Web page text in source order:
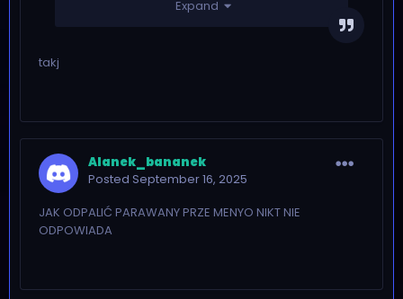
Parawan ratowniczy policja
Barierka policja
-prop_barrier_work05
Expand
takj
Alanek_bananek
Posted September 16, 2025
JAK ODPALIĆ PARAWANY PRZE MENYO NIKT NIE
ODPOWIADA